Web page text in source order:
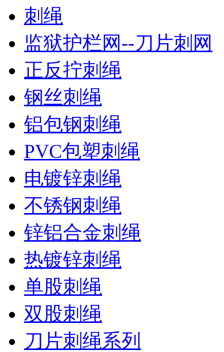
刺绳
监狱护栏网--刀片刺网
正反拧刺绳
钢丝刺绳
铝包钢刺绳
PVC包塑刺绳
电镀锌刺绳
不锈钢刺绳
锌铝合金刺绳
热镀锌刺绳
单股刺绳
双股刺绳
刀片刺绳系列